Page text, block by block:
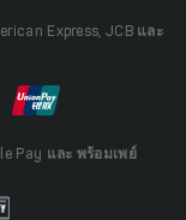
Express, JCB และ
Pay และ พร้อมเพย์